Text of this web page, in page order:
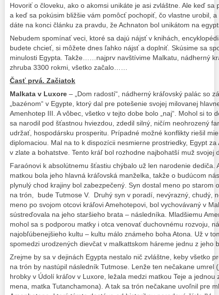
Hovoriť o človeku, ako o akomsi unikáte je asi zvláštne. Ale keď sa
a keď sa pokúsim bližšie vám pomôcť pochopiť, čo vlastne urobil,
dáte na konci článku za pravdu, že Achnaton bol unikátom na
Nebudem spomínať veci, ktoré sa dajú nájsť v knihách,
budete chcieť, si môžete dnes ľahko nájsť a doplniť. Skúsime sa
minulosti Egypta. Takže……najprv navštívime Malkatu, nádherný
zhruba 3300 rokmi, všetko začalo……
Časť prvá. Začiatok
Malkata v Luxore – „Dom radostí“, nádherný kráľovský palác so
„bazénom“ v Egypte, ktorý dal pre potešenie svojej milovanej
Amenhotep III. A vôbec, všetko v tejto dobe bolo „naj“. Mohol si to
sa narodil pod šťastnou hviezdou, zdedil silný, ničím neohrozený
udržať, hospodársku prosperitu. Prípadné možné konflikty riešil
diplomaciou. Mal na to k dispozícii nesmierne prostriedky, Egypt
v zlate a bohatstve. Tento kráľ bol rozhodne najbohatší muž svojej
Faraónovi k absolútnemu šťastiu chýbalo už len narodenie dediča.
matkou bola jeho hlavná kráľovská manželka, takže o budúcom
plynulý chod krajiny bol zabezpečený. Syn dostal meno po starom
na trón, bude Tutmose V. Druhý syn v poradí, nevýrazný, chudý,
meno po svojom otcovi kráľovi Amehotepovi, bol vychovávaný v
sústreďovala na jeho staršieho brata – následníka. Mladšiemu
mohol sa s podporou matky i otca venovať duchovnému rozvoju,
najobľúbenejšieho kultu – kultu málo známeho boha Atona. Už v
spomedzi urodzených dievčat v malkattskom háreme jednu z jeho
Zrejme by sa v dejinách Egypta nestalo nič zvláštne, keby všetko
na trón by nastúpil následník Tutmose. Lenže ten nečakane umrel
hrobky v Údolí kráľov v Luxore, ležala medzi matkou Teje a jednou
mena, matka Tutanchamona). A tak sa trón nečakane uvoľnil pre